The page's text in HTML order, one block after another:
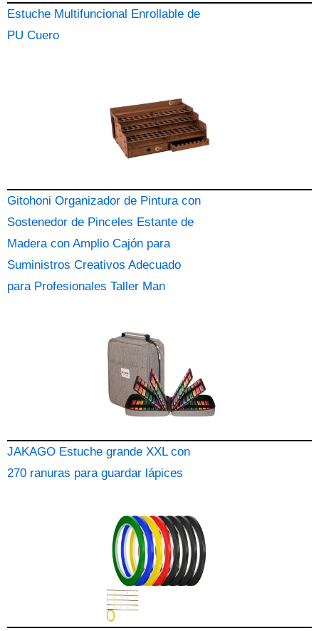
Estuche Multifuncional Enrollable de
PU Cuero
Gitohoni Organizador de Pintura con
Sostenedor de Pinceles Estante de
Madera con Amplio Cajón para
Suministros Creativos Adecuado
para Profesionales Taller Man
JAKAGO Estuche grande XXL con
270 ranuras para guardar lápices